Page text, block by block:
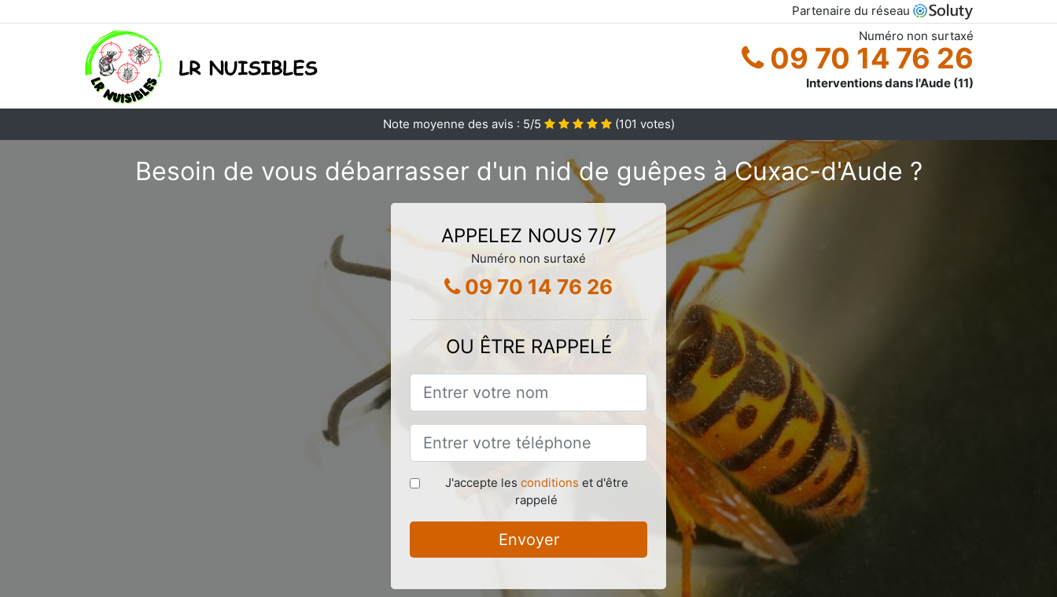
Partenaire du réseau
Numéro non surtaxé
09 70 14 76 26
Interventions dans l'Aude (11)
Note moyenne des avis : 5/5 (101 votes)
Besoin de vous débarrasser d'un nid de guêpes à Cuxac-d'Aude ?
APPELEZ NOUS 7/7
Numéro non surtaxé
09 70 14 76 26
OU ÊTRE RAPPELÉ
J'accepte les conditions et d'être
rappelé
Envoyer